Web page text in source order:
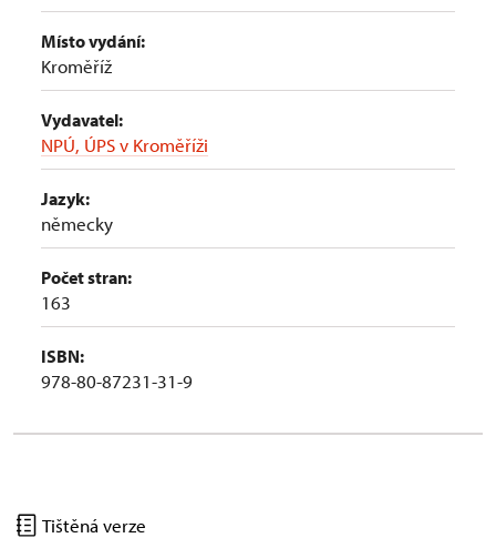
Místo vydání:
Kroměříž
Vydavatel:
NPÚ, ÚPS v Kroměříži
Jazyk:
německy
Počet stran:
163
ISBN:
978-80-87231-31-9
Tištěná verze